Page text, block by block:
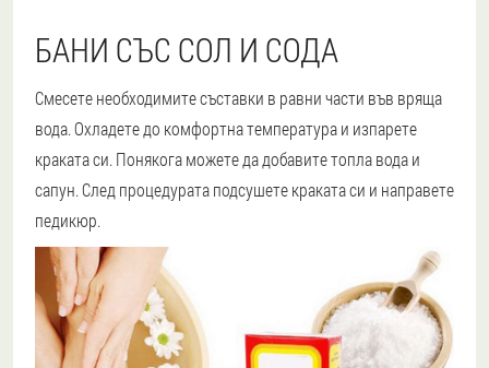
БАНИ СЪС СОЛ И СОДА
Смесете необходимите съставки в равни части във вряща
вода. Охладете до комфортна температура и изпарете
краката си. Понякога можете да добавите топла вода и
сапун. След процедурата подсушете краката си и направете
педикюр.